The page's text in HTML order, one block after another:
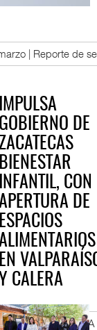
| Reporte de
FIRME
IMPULSA
GOBIERNO DE
ZACATECAS
BIENESTAR
INFANTIL, CON
DE
ESPACIOS
EN
Y CALERA